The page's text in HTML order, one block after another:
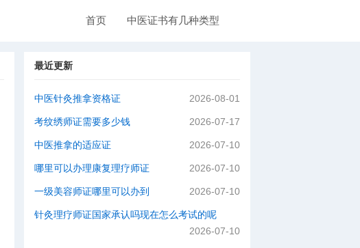
首页 中医证书有几种类型
最近更新
中医针灸推拿资格证 2026-08-01
考纹绣师证需要多少钱 2026-07-17
中医推拿的适应证 2026-07-10
哪里可以办理康复理疗师证 2026-07-10
一级美容师证哪里可以办到 2026-07-10
针灸理疗师证国家承认吗现在怎么考试的呢
2026-07-10